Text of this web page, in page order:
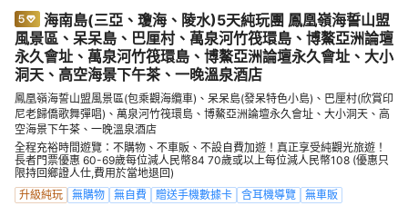
海南島(三亞、瓊海、陵水)5天純玩團 鳳凰嶺海誓山盟
風景區、呆呆島、巴厘村、萬泉河竹筏環島、博鰲亞洲論壇
永久會址、萬泉河竹筏環島、博鰲亞洲論壇永久會址、大小
洞天、高空海景下午茶、一晚溫泉酒店
鳳凰嶺海誓山盟風景區(包乘觀海纜車)、呆呆島(發呆特色小島)、巴厘村(欣賞印
尼老歸僑歌舞彈唱)、萬泉河竹筏環島、博鰲亞洲論壇永久會址、大小洞天、高
空海景下午茶、一晚溫泉酒店
全程充裕時間遊覽：不購物、不車販、不設自費加遊！真正享受純觀光旅遊！
長者門票優惠 60-69歲每位減人民幣84 70歲或以上每位減人民幣108 (優惠只
限持回鄉證人仕,費用於當地退回)
升級純玩
無購物 無自費 贈送手機數據卡 含耳機導覽 無車販